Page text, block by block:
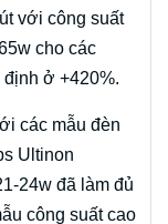
với công suất
cho các
ở +420%.
các mẫu đèn
Ultinon
24w đã làm đủ
công suất cao